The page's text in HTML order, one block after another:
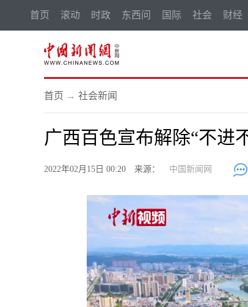
首页 滚动 时政 东西问 国际 社会 财经
首页 → 社会新闻
广西百色宣布解除“不进
2022年02月15日 00:20 来源： 中国新闻网